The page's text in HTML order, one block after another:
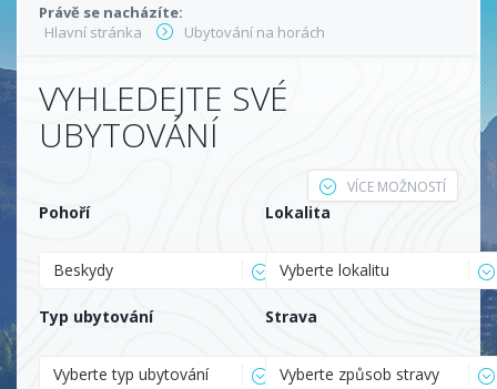
Právě se nacházíte:
Hlavní stránka
Ubytování na horách
VYHLEDEJTE SVÉ
UBYTOVÁNÍ
VÍCE MOŽNOSTÍ
Pohoří
Beskydy
Lokalita
Vyberte lokalitu
Typ ubytování
Vyberte typ ubytování
Strava
Vyberte způsob stravy